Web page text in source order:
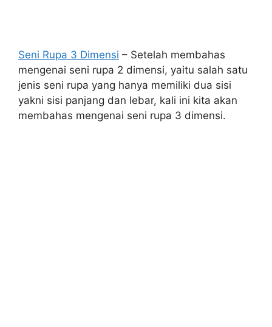
Seni Rupa 3 Dimensi – Setelah membahas
mengenai seni rupa 2 dimensi, yaitu salah satu
jenis seni rupa yang hanya memiliki dua sisi
yakni sisi panjang dan lebar, kali ini kita akan
membahas mengenai seni rupa 3 dimensi.